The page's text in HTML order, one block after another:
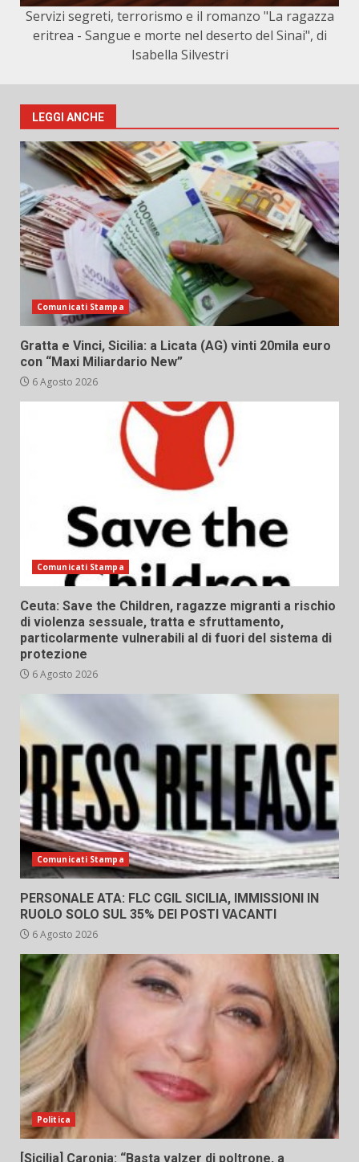
Servizi segreti, terrorismo e il romanzo "La ragazza
eritrea - Sangue e morte nel deserto del Sinai", di
Isabella Silvestri
LEGGI ANCHE
Comunicati Stampa
Gratta e Vinci, Sicilia: a Licata (AG) vinti 20mila euro
con “Maxi Miliardario New”
6 Agosto 2026
Comunicati Stampa
Ceuta: Save the Children, ragazze migranti a rischio
di violenza sessuale, tratta e sfruttamento,
particolarmente vulnerabili al di fuori del sistema di
protezione
6 Agosto 2026
Comunicati Stampa
PERSONALE ATA: FLC CGIL SICILIA, IMMISSIONI IN
RUOLO SOLO SUL 35% DEI POSTI VACANTI
6 Agosto 2026
Politica
[Sicilia] Caronia: “Basta valzer di poltrone, a